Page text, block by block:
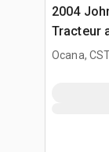
2004
Tracteur
Ocana,